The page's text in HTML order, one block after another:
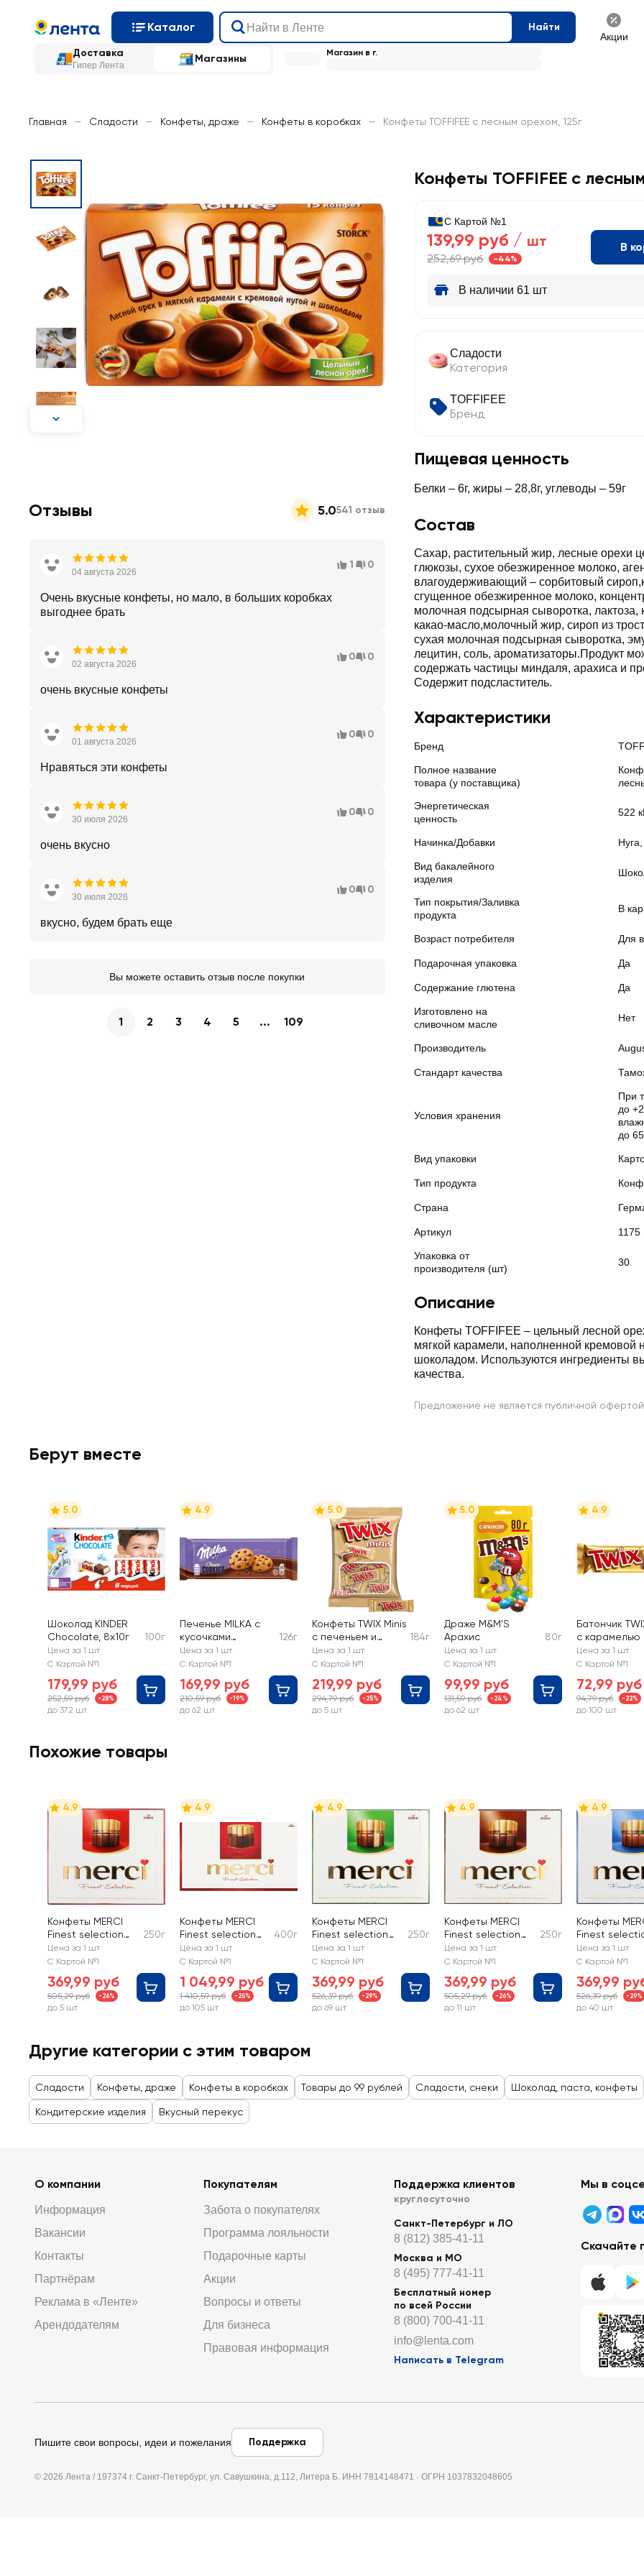
Каталог Найти
Акции
Доставка
Гипер Лента
Магазины Магазин в г.
Главная — Сладости — Конфеты, драже — Конфеты в коробках — Конфеты TOFFIFEE с лесным орехом, 125г
Конфеты TOFFIFEE с
С Картой №1
139,99 руб / шт
252,69 руб -44%
В
В наличии 61 шт
Сладости
Категория
TOFFIFEE
Бренд
Пищевая ценность
Белки – 6г, жиры – 28,8г, углеводы – 59г
Состав
Сахар, растительный жир, лесные орехи
глюкозы, сухое обезжиренное молоко,
влагоудерживающий – сорбитовый
сгущенное обезжиренное молоко,
молочная подсырная сыворотка, лактоза,
какао-масло,молочный жир, сироп из
сухая молочная подсырная сыворотка,
лецитин, соль, ароматизаторы.Продукт
содержать частицы миндаля, арахиса и
Содержит подсластитель.
Характеристики
Бренд
Полное название
товара (у поставщика)
Энергетическая
ценность
522
Начинка/Добавки
Вид бакалейного
изделия
Тип покрытия/Заливка
продукта
В
Возраст потребителя Для
Подарочная упаковка Да
Содержание глютена Да
Изготовлено на
сливочном масле
Нет
Производитель
Стандарт качества
Условия хранения
При
до
до
Вид упаковки
Тип продукта
Страна
Артикул 1175
Упаковка от
производителя (шт)
30
Описание
Конфеты TOFFIFEE – цельный лесной
мягкой карамели, наполненной кремовой
шоколадом. Используются ингредиенты
качества.
Предложение не является публичной офертой
Отзывы 5.0541 отзыв
04 августа 2026
1 0
Очень вкусные конфеты, но мало, в больших коробках
выгоднее брать
02 августа 2026
0 0
очень вкусные конфеты
01 августа 2026
0 0
Нравяться эти конфеты
30 июля 2026
0 0
очень вкусно
30 июля 2026
0 0
вкусно, будем брать еще
Вы можете оставить отзыв после покупки
1 2 3 4 5 ... 109
Берут вместе
5.0
Шоколад KINDER
Chocolate, 8х10г
100г
Цена за 1 шт
С Картой №1
179,99 руб
252,59 руб -28%
до 372 шт
4.9
Печенье MILKA с
кусочками
молочного
шоколада
126г
Цена за 1 шт
С Картой №1
169,99 руб
210,59 руб -19%
до 62 шт
5.0
Конфеты TWIX Minis
с печеньем и
карамелью,
покрытые
шоколадом
184г
Цена за 1 шт
С Картой №1
219,99 руб
294,79 руб -25%
до 5 шт
5.0
Драже M&M'S
Арахис
80г
Цена за 1 шт
С Картой №1
99,99 руб
131,59 руб -24%
до 62 шт
4.9
Батончик
с карамелью
печеньем
Цена за 1 шт
С Картой №1
72,99 руб
94,79 руб -22%
до 100 шт
Похожие товары
4.9
Конфеты MERCI
Finest selection
Ассорти
250г
Цена за 1 шт
С Картой №1
369,99 руб
505,29 руб -26%
до 5 шт
4.9
Конфеты MERCI
Finest selection
Ассорти
400г
Цена за 1 шт
С Картой №1
1 049,99 руб
1 410,59 руб -25%
до 105 шт
4.9
Конфеты MERCI
Finest selection
Ассорти с
миндалем
250г
Цена за 1 шт
С Картой №1
369,99 руб
526,39 руб -29%
до 69 шт
4.9
Конфеты MERCI
Finest selection
Ассорти из
горького
250г
Цена за 1 шт
С Картой №1
369,99 руб
505,29 руб -26%
до 11 шт
4.9
Конфеты
Finest
Ассорти из
молочного
Цена за 1 шт
С Картой №1
369,99
526,39 руб -29%
до 40 шт
Другие категории с этим товаром
Сладости Конфеты, драже Конфеты в коробках Товары до 99 рублей Сладости, снеки Шоколад, паста, конфеты
Кондитерские изделия Вкусный перекус
О компании
Информация
Вакансии
Контакты
Партнёрам
Реклама в «Ленте»
Арендодателям
Покупателям
Забота о покупателях
Программа лояльности
Подарочные карты
Акции
Вопросы и ответы
Для бизнеса
Правовая информация
Поддержка клиентов
круглосуточно
Санкт-Петербург и ЛО
8 (812) 385-41-11
Москва и МО
8 (495) 777-41-11
Бесплатный номер
по всей России
8 (800) 700-41-11
info@lenta.com
Написать в Telegram
Мы в
Скачайте
Пишите свои вопросы, идеи и пожелания Поддержка
© 2026 Лента / 197374 г. Санкт-Петербург, ул. Савушкина, д.112, Литера Б. ИНН 7814148471 · ОГРН 1037832048605